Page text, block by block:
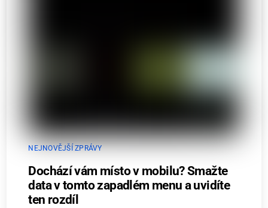
NEJNOVĚJŠÍ ZPRÁVY
Dochází vám místo v mobilu? Smažte
data v tomto zapadlém menu a uvidíte
ten rozdíl